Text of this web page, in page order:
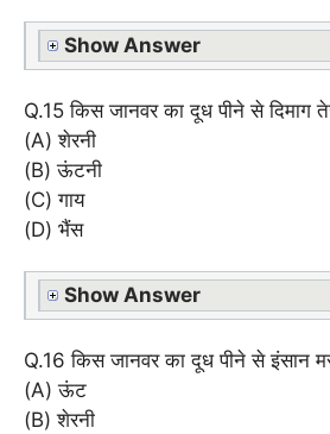
Show Answer
Q.15 किस जानवर का दूध पीने से दिमाग
(A) शेरनी
(B) ऊंटनी
(C) गाय
(D) भैंस
Show Answer
Q.16 किस जानवर का दूध पीने से इंसान
(A) ऊंट
(B) शेरनी